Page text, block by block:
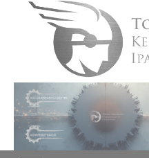
Tolna
Iparkamara